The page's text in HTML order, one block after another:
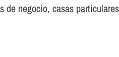
negocio, casas